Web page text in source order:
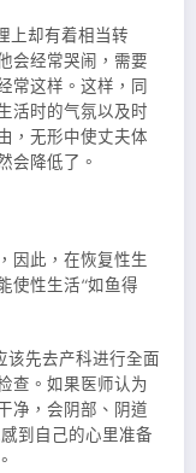
却有着相当转
会经常哭闹，需要
常这样。这样，同
活时的气氛以及时
，无形中使丈夫体
会降低了。
此，在恢复性生
使性生活“如鱼得
先去产科进行全面
查。如果医师认为
净，会阴部、阴道
到自己的心里准备